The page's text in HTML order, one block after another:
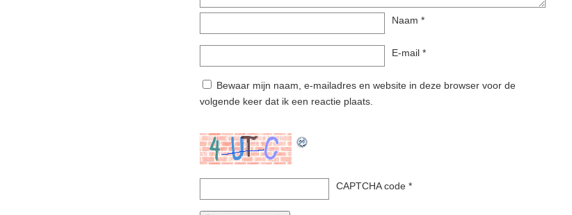
Naam *
E-mail *
Bewaar mijn naam, e-mailadres en website in deze browser voor de
volgende keer dat ik een reactie plaats.
CAPTCHA code *